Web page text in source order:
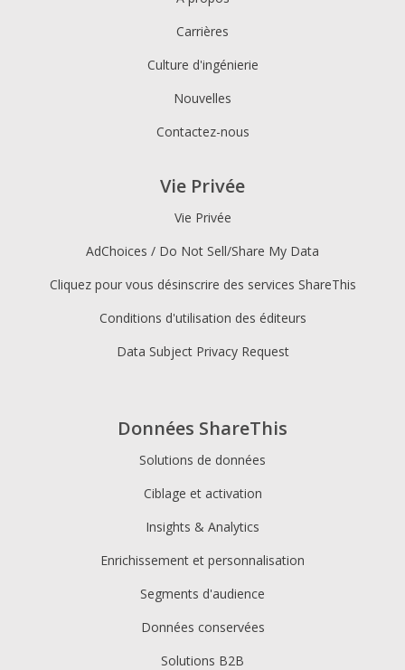
Données ShareThis
Solutions de données
Ciblage et activation
Insights & Analytics
Enrichissement et personnalisation
Segments d'audience
Données conservées
Solutions B2B
Carrières
Culture d'ingénierie
Nouvelles
Contactez-nous
Vie Privée
Vie Privée
AdChoices / Do Not Sell/Share My Data
Cliquez pour vous désinscrire des services ShareThis
Conditions d'utilisation des éditeurs
Data Subject Privacy Request